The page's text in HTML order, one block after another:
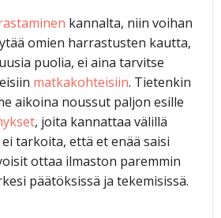
kannalta, niin voihan
omien harrastusten kautta,
puolia, ei aina tarvitse
matkakohteisiin. Tietenkin
aikoina noussut paljon esille
, joita kannattaa välillä
tarkoita, että et enää saisi
ottaa ilmaston paremmin
päätöksissä ja tekemisissä.